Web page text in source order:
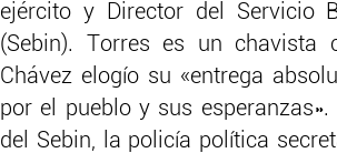
ejército y Director del Servicio
(Sebin). Torres es un chavista
Chávez elogío su «entrega
por el pueblo y sus
del Sebin, la policía política